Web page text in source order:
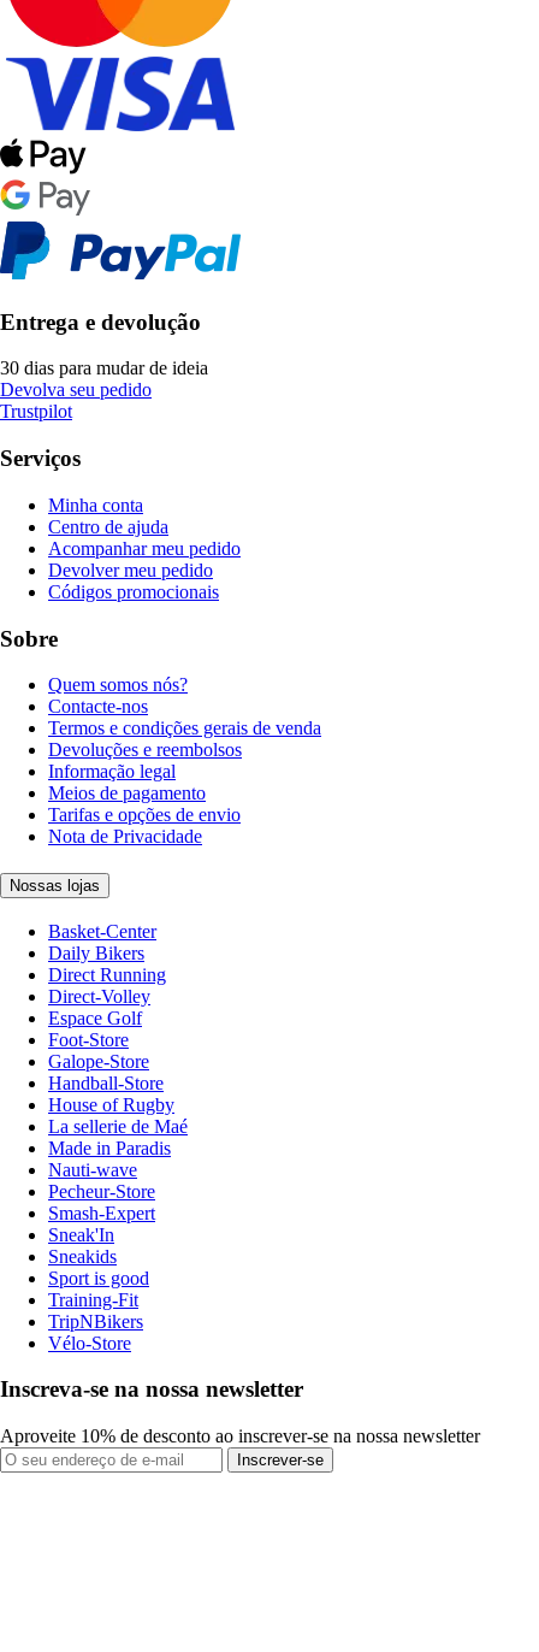
Entrega e devolução
30 dias para mudar de ideia
Devolva seu pedido
Trustpilot
Serviços
Minha conta
Centro de ajuda
Acompanhar meu pedido
Devolver meu pedido
Códigos promocionais
Sobre
Quem somos nós?
Contacte-nos
Termos e condições gerais de venda
Devoluções e reembolsos
Informação legal
Meios de pagamento
Tarifas e opções de envio
Nota de Privacidade
Nossas lojas
Basket-Center
Daily Bikers
Direct Running
Direct-Volley
Espace Golf
Foot-Store
Galope-Store
Handball-Store
House of Rugby
La sellerie de Maé
Made in Paradis
Nauti-wave
Pecheur-Store
Smash-Expert
Sneak'In
Sneakids
Sport is good
Training-Fit
TripNBikers
Vélo-Store
Inscreva-se na nossa newsletter
Aproveite 10% de desconto ao inscrever-se na nossa newsletter
Inscrever-se